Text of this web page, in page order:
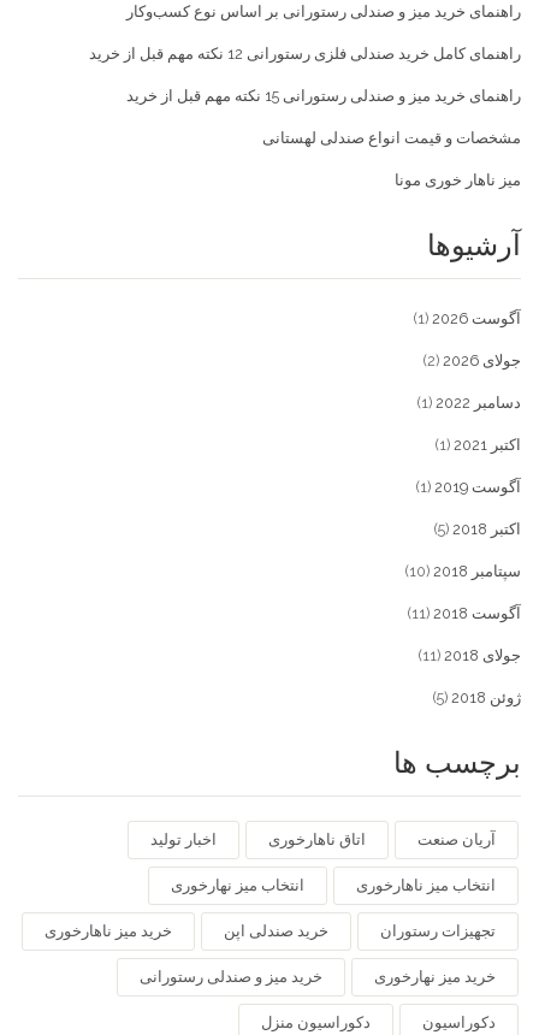
راهنمای خرید میز و صندلی رستورانی بر اساس نوع کسب‌و‌کار
راهنمای کامل خرید صندلی فلزی رستورانی 12 نکته مهم قبل از خرید
راهنمای خرید میز و صندلی رستورانی 15 نکته مهم قبل از خرید
مشخصات و قیمت انواع صندلی لهستانی
میز ناهار خوری مونا
آرشیوها
آگوست 2026 (1)
جولای 2026 (2)
دسامبر 2022 (1)
اکتبر 2021 (1)
آگوست 2019 (1)
اکتبر 2018 (5)
سپتامبر 2018 (10)
آگوست 2018 (11)
جولای 2018 (11)
ژوئن 2018 (5)
برچسب ها
آریان صنعت اتاق ناهارخوری اخبار تولید
انتخاب میز ناهارخوری انتخاب میز نهارخوری
تجهیزات رستوران خرید صندلی اپن خرید میز ناهارخوری
خرید میز نهارخوری خرید میز و صندلی رستورانی
دکوراسیون دکوراسیون منزل